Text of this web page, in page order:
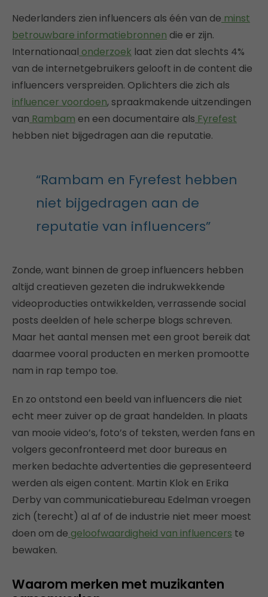
Nederlanders zien influencers als één van de minst
betrouwbare informatiebronnen die er zijn.
Internationaal onderzoek laat zien dat slechts 4%
van de internetgebruikers gelooft in de content die
influencers verspreiden. Oplichters die zich als
influencer voordoen, spraakmakende uitzendingen
van Rambam en een documentaire als Fyrefest
hebben niet bijgedragen aan die reputatie.
“Rambam en Fyrefest hebben
niet bijgedragen aan de
reputatie van influencers”
Zonde, want binnen de groep influencers hebben
altijd creatieven gezeten die indrukwekkende
videoproducties ontwikkelden, verrassende social
posts deelden of hele scherpe blogs schreven.
Maar het aantal mensen met een groot bereik dat
daarmee vooral producten en merken promootte
nam in rap tempo toe.
En zo ontstond een beeld van influencers die niet
echt meer zuiver op de graat handelden. In plaats
van mooie video’s, foto’s of teksten, werden fans en
volgers geconfronteerd met door bureaus en
merken bedachte advertenties die gepresenteerd
werden als eigen content. Martin Klok en Erika
Derby van communicatiebureau Edelman vroegen
zich (terecht) al af of de industrie niet meer moest
doen om de geloofwaardigheid van influencers te
bewaken.
Waarom merken met muzikanten